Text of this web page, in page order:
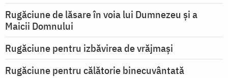
Rugăciune de lăsare în voia lui Dumnezeu şi a
Maicii Domnului
Rugăciune pentru izbăvirea de vrăjmași
Rugăciune pentru călătorie binecuvântată